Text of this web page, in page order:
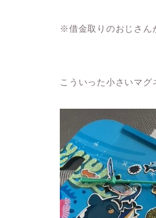
※借金取りのおじさん
こういった小さいマグ